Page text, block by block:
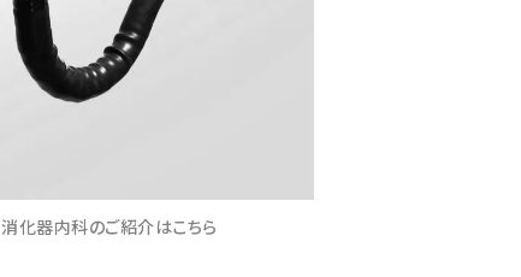
消化器内科のご紹介はこちら